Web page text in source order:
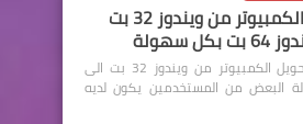
تحويل الكمبيوتر من ويندوز 32 بت
سهولة
درس اليوم حول كيفية تحويل الكمبيوتر من ويندوز 32 بت الى
سهولة البعض من المستخدمين يكون لديه